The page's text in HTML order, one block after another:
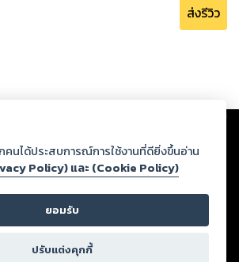
ส่งรีวิว
โหลดผ่านเว็บไซต์และปรากฏว่าละเมิดสิทธิใน
ลอื่นหรือขัดต่อกฎหมายและศีลธรรม ดังนั้น ผู้อ่าน
ในการกลั่นกรองด้วยตนเอง และหากท่านพบว่าส่วน
ะศีลธรรม กรุณาแจ้งมายังบริษัท เพื่อทีมงานจะได้
งสตอรี่ล็อกขอสงวนลิขสิทธิ์ตามพระราชบัญญัติ
ด)
คนได้ประสบการณ์การใช้งานที่ดียิ่งขึ้นอ่าน
Policy) และ (Cookie Policy)
ยอมรับ
ปรับแต่งคุกกี้